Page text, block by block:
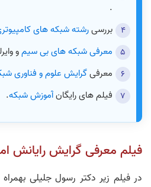
.
بررسیرشته شبکه های
معرفی شبکه های بی سیمو
معرفیگرایش علوم و فناوری
فیلم های رایگانآموزش شبکه.
فیلم معرفی گرایش رایانش
در فیلم زیر دکتر رسول جلیلی